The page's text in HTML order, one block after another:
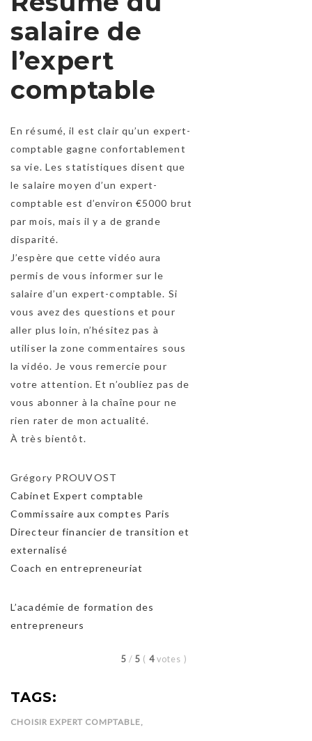
salaire de
l’expert
comptable
En résumé, il est clair qu’un expert-
comptable gagne confortablement
sa vie. Les statistiques disent que
le salaire moyen d’un expert-
comptable est d’environ €5000 brut
par mois, mais il y a de grande
disparité.
J’espère que cette vidéo aura
permis de vous informer sur le
salaire d’un expert-comptable. Si
vous avez des questions et pour
aller plus loin, n’hésitez pas à
utiliser la zone commentaires sous
la vidéo. Je vous remercie pour
votre attention. Et n’oubliez pas de
vous abonner à la chaîne pour ne
rien rater de mon actualité.
À très bientôt.
Grégory PROUVOST
Cabinet Expert comptable
Commissaire aux comptes Paris
Directeur financier de transition et
externalisé
Coach en entrepreneuriat
L’académie de formation des
entrepreneurs
5 / 5 ( 4 votes )
TAGS:
CHOISIR EXPERT COMPTABLE,